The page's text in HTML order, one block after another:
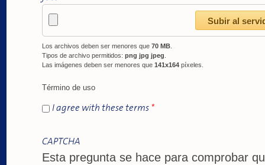
Los archivos deben ser menores que 70 MB.
Tipos de archivo permitidos: png jpg jpeg
Las imágenes deben ser menores que 141x164píxeles.
Término de uso
I agree with these terms *
CAPTCHA
Esta pregunta se hace para comprobar